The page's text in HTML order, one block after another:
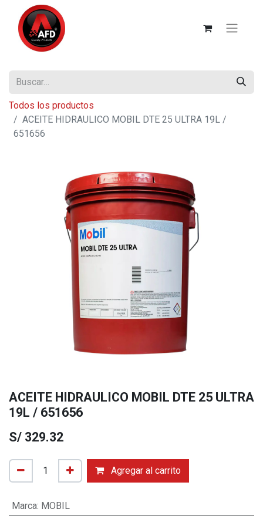
Todos los productos
ACEITE HIDRAULICO MOBIL DTE 25 ULTRA 19L /
651656
ACEITE HIDRAULICO MOBIL DTE 25 ULTRA
19L / 651656
S/ 329.32
Agregar al carrito
Marca: MOBIL